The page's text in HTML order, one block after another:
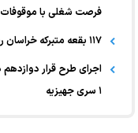
فرصت شغلی با موقوفات
۱۱۷ بقعه متبرکه خراسان رضوی مجری طرح آرامش بهاری
۱ سری جهیزیه